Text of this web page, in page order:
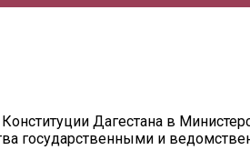
Дагестана в
государственными и